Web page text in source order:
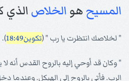
المسيحهوالخلاصالذي
" لخلاصك انتظرت يا رب " (تكوين18:49 ).
" وكان قد أوحي إليه بالروح القدس أنه
الرب. فأتى بالروح إلى الهيكل. وعندما